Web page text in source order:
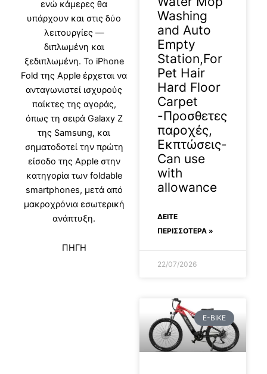
ενώ κάμερες θα
υπάρχουν και στις δύο
λειτουργίες —
διπλωμένη και
ξεδιπλωμένη. Το iPhone
Fold της Apple έρχεται να
ανταγωνιστεί ισχυρούς
παίκτες της αγοράς,
όπως τη σειρά Galaxy Z
της Samsung, και
σηματοδοτεί την πρώτη
είσοδο της Apple στην
κατηγορία των foldable
smartphones, μετά από
μακροχρόνια εσωτερική
ανάπτυξη.
ΠΗΓΗ
Washing
and Auto
Empty
Station,For
Pet Hair
Hard Floor
Carpet
-Προσθετες
παροχές,
Εκπτώσεις-
Can use
with
allowance
ΔΕΊΤΕ
ΠΕΡΙΣΣΟΤΕΡΑ »
22/07/2026
E-BIKE